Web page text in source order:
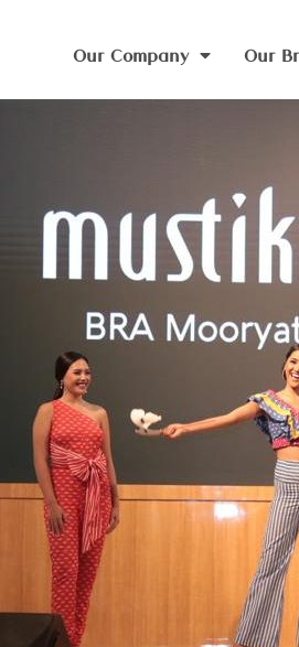
Our Company Our